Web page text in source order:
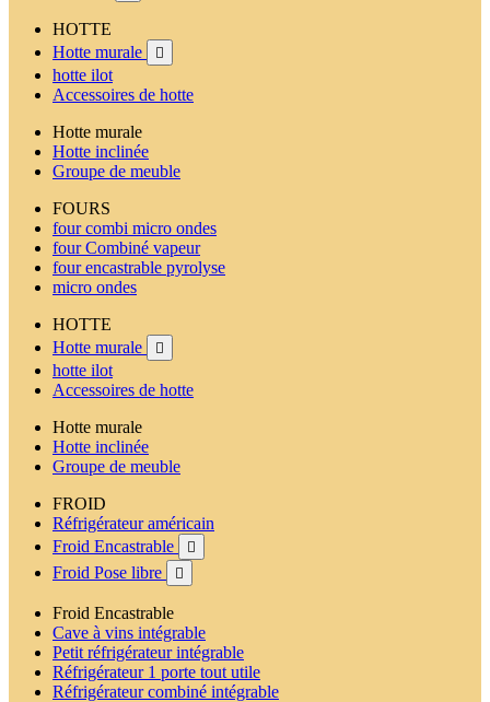
HOTTE
Hotte murale

hotte ilot
Accessoires de hotte
Hotte murale
Hotte inclinée
Groupe de meuble
FOURS
four combi micro ondes
four Combiné vapeur
four encastrable pyrolyse
micro ondes
HOTTE
Hotte murale

hotte ilot
Accessoires de hotte
Hotte murale
Hotte inclinée
Groupe de meuble
FROID
Réfrigérateur américain
Froid Encastrable

Froid Pose libre 
Froid Encastrable
Cave à vins intégrable
Petit réfrigérateur intégrable
Réfrigérateur 1 porte tout utile
Réfrigérateur combiné intégrable